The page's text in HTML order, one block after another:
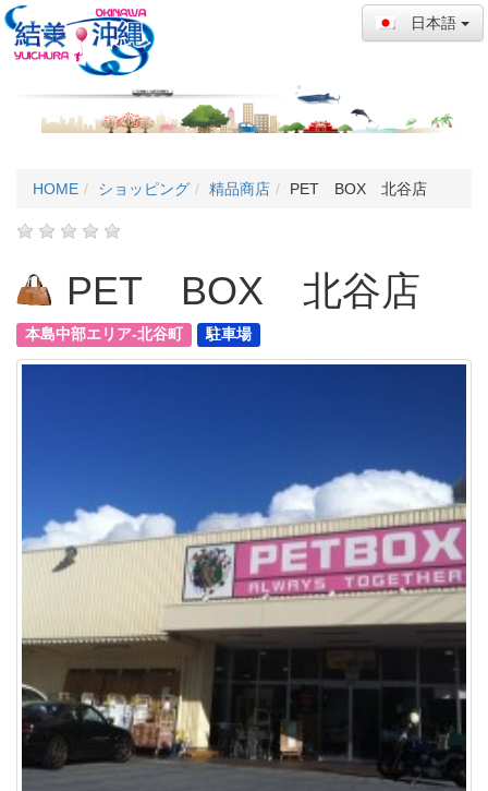
日本語
HOME ショッピング 精品商店 PET BOX 北谷店
PET BOX 北谷店
本島中部エリア-北谷町 駐車場